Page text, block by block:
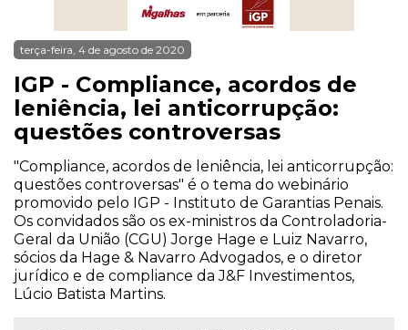
terça-feira, 4 de agosto de 2020
IGP - Compliance, acordos de
leniência, lei anticorrupção:
questões controversas
"Compliance, acordos de leniência, lei anticorrupção:
questões controversas" é o tema do webinário
promovido pelo IGP - Instituto de Garantias Penais.
Os convidados são os ex-ministros da Controladoria-
Geral da União (CGU) Jorge Hage e Luiz Navarro,
sócios da Hage & Navarro Advogados, e o diretor
jurídico e de compliance da J&F Investimentos,
Lúcio Batista Martins.